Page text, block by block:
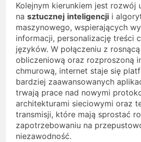
Kolejnym kierunkiem jest rozwój
na sztucznej inteligencji i
maszynowego, wspierających
informacji, personalizację treści
języków. W połączeniu z
obliczeniową oraz rozproszoną
chmurową, internet staje się
bardziej zaawansowanych
trwają prace nad nowymi
architekturami sieciowymi oraz
transmisji, które mają sprostać
zapotrzebowaniu na
niezawodność.